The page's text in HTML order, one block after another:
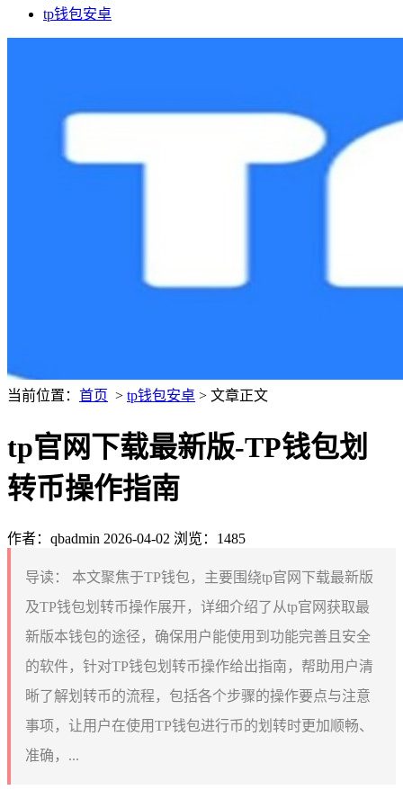
tp钱包安卓
当前位置： 首页 > tp钱包安卓 > 文章正文
tp官网下载最新版-TP钱包划
转币操作指南
作者：qbadmin 2026-04-02 浏览：1485
导读：
本文聚焦于TP钱包，主要围绕tp官网下载最新版
及TP钱包划转币操作展开，详细介绍了从tp官网获取最
新版本钱包的途径，确保用户能使用到功能完善且安全
的软件，针对TP钱包划转币操作给出指南，帮助用户清
晰了解划转币的流程，包括各个步骤的操作要点与注意
事项，让用户在使用TP钱包进行币的划转时更加顺畅、
准确，...